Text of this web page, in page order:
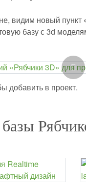
видим новый пункт
базу с 3d
добавить в проект.